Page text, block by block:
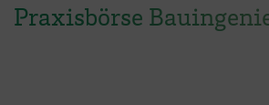
Praxisbörse